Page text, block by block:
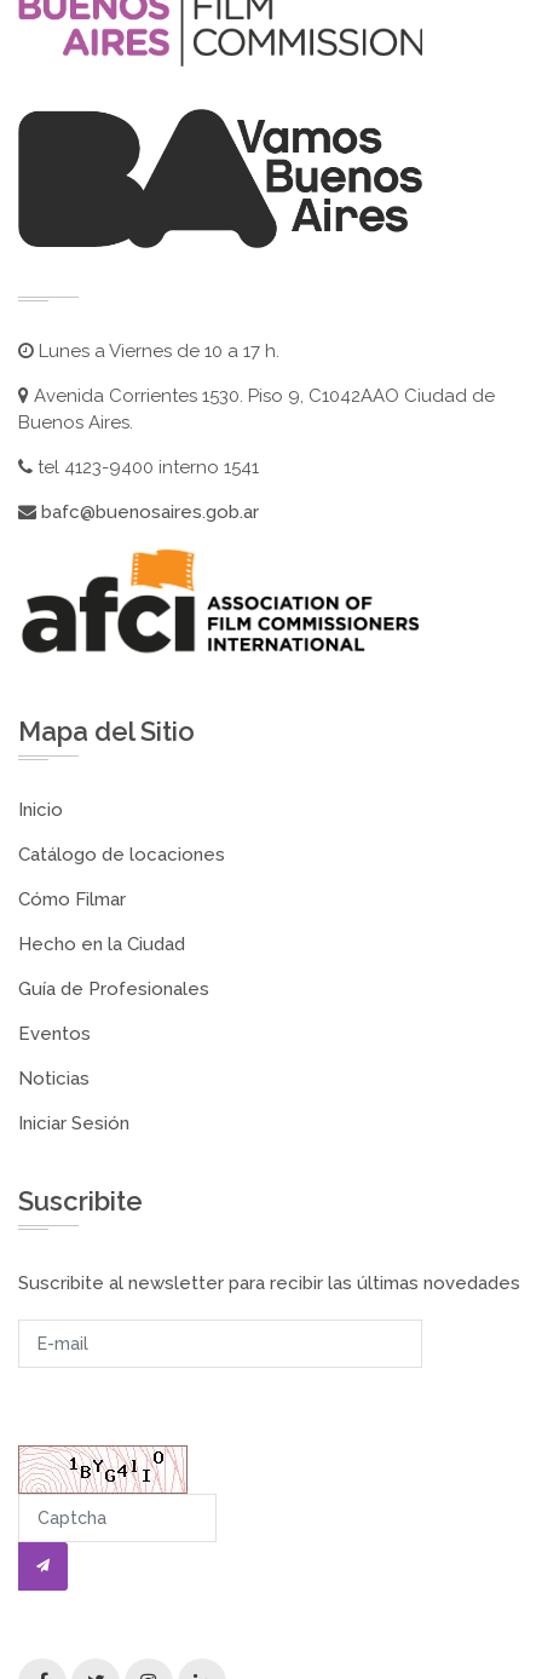
Lunes a Viernes de 10 a 17 h.
Avenida Corrientes 1530. Piso 9, C1042AAO Ciudad de
Buenos Aires.
tel 4123-9400 interno 1541
bafc@buenosaires.gob.ar
Mapa del Sitio
Inicio
Catálogo de locaciones
Cómo Filmar
Hecho en la Ciudad
Guía de Profesionales
Eventos
Noticias
Iniciar Sesión
Suscribite
Suscribite al newsletter para recibir las últimas novedades